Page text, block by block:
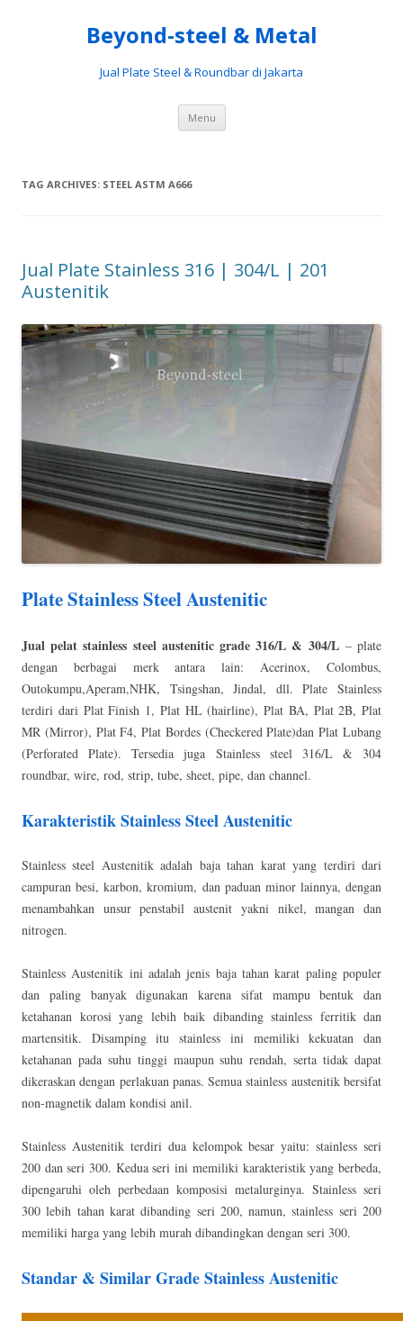
Beyond-steel & Metal
Jual Plate Steel & Roundbar di Jakarta
Menu Skip
content
TAG ARCHIVES: STEEL ASTM A666
Jual Plate Stainless 316 | 304/L | 201
Austenitik
Plate Stainless Steel Austenitic
Jual pelat stainless steel austenitic grade 316/L & 304/L– plate
dengan berbagai merk antara lain: Acerinox, Colombus,
Outokumpu,Aperam,NHK, Tsingshan, Jindal, dll. Plate Stainless
terdiri dari Plat Finish 1, Plat HL (hairline), Plat BA, Plat 2B, Plat
MR (Mirror), Plat F4, Plat Bordes (Checkered Plate)dan Plat Lubang
(Perforated Plate). Tersedia juga Stainless steel 316/L & 304
roundbar, wire, rod, strip, tube, sheet, pipe, dan channel.
Karakteristik Stainless Steel Austenitic
Stainless steel Austenitik adalah baja tahan karat yang terdiri dari
campuran besi, karbon, kromium, dan paduan minor lainnya, dengan
menambahkan unsur penstabil austenit yakni nikel, mangan dan
nitrogen.
Stainless Austenitik ini adalah jenis baja tahan karat paling populer
dan paling banyak digunakan karena sifat mampu bentuk dan
ketahanan korosi yang lebih baik dibanding stainless ferritik dan
martensitik. Disamping itu stainless ini memiliki kekuatan dan
ketahanan pada suhu tinggi maupun suhu rendah, serta tidak dapat
dikeraskan dengan perlakuan panas. Semua stainless austenitik bersifat
non-magnetik dalam kondisi anil.
Stainless Austenitik terdiri dua kelompok besar yaitu: stainless seri
200 dan seri 300. Kedua seri ini memiliki karakteristik yang berbeda,
dipengaruhi oleh perbedaan komposisi metalurginya. Stainless seri
300 lebih tahan karat dibanding seri 200, namun, stainless seri 200
memiliki harga yang lebih murah dibandingkan dengan seri 300.
Standar & Similar Grade Stainless Austenitic